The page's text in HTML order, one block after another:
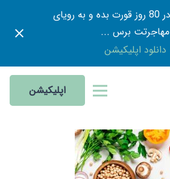
هر زبانی رو در 80 روز قورت بده و به رویای
مهاجرتت برس ...
دانلود اپلیکیشن
اپلیکیشن